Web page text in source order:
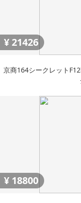
¥ 21426
京商164シークレット
¥ 18800